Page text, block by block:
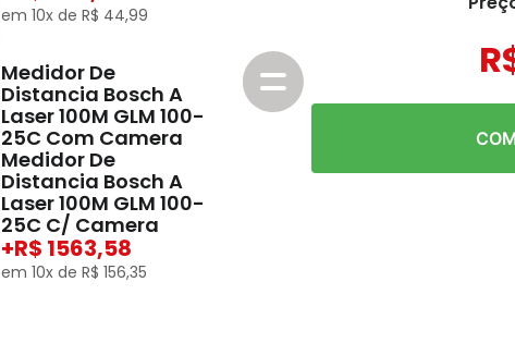
em10x deR$ 44,99
Medidor De
Distancia Bosch A
Laser 100M GLM 100-
25C Com Camera
Medidor De
Distancia Bosch A
Laser 100M GLM 100-
25C C/ Camera
+ 1563,58
em10x deR$ 156,35